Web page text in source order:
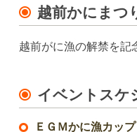
越前かにまつ
越前がに漁の解禁を記
イベントスケ
ＥＧＭかに漁カップ